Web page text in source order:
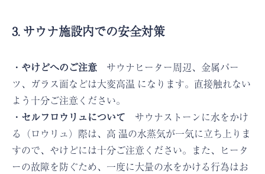
3. サウナ施設内での安全対策
・やけどへのご注意 サウナヒーター周辺、金属パー
ツ、ガラス面などは大変高温 になります。直接触れない
よう十分ご注意ください。
・セルフロウリュについて サウナストーンに水をかけ
る（ロウリュ）際は、高 温の水蒸気が一気に立ち上りま
すので、やけどには十分ご注意ください。また、ヒータ
ーの故障を防ぐため、一度に大量の水をかける行為はお